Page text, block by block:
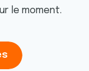
le moment.